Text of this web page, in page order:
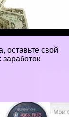
оставьте свой
заработок